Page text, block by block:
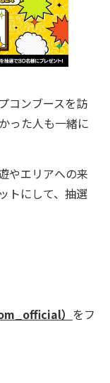
コンブースを訪
った人も一緒に
やエリアへの来
トにして、抽選
） をフ